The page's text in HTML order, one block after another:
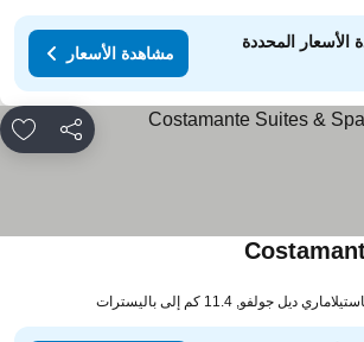
الأسعار المحددة
مشاهدة الأسعار
مشاركة
ديل جولفو, 11.4 كم إلى باليسترات